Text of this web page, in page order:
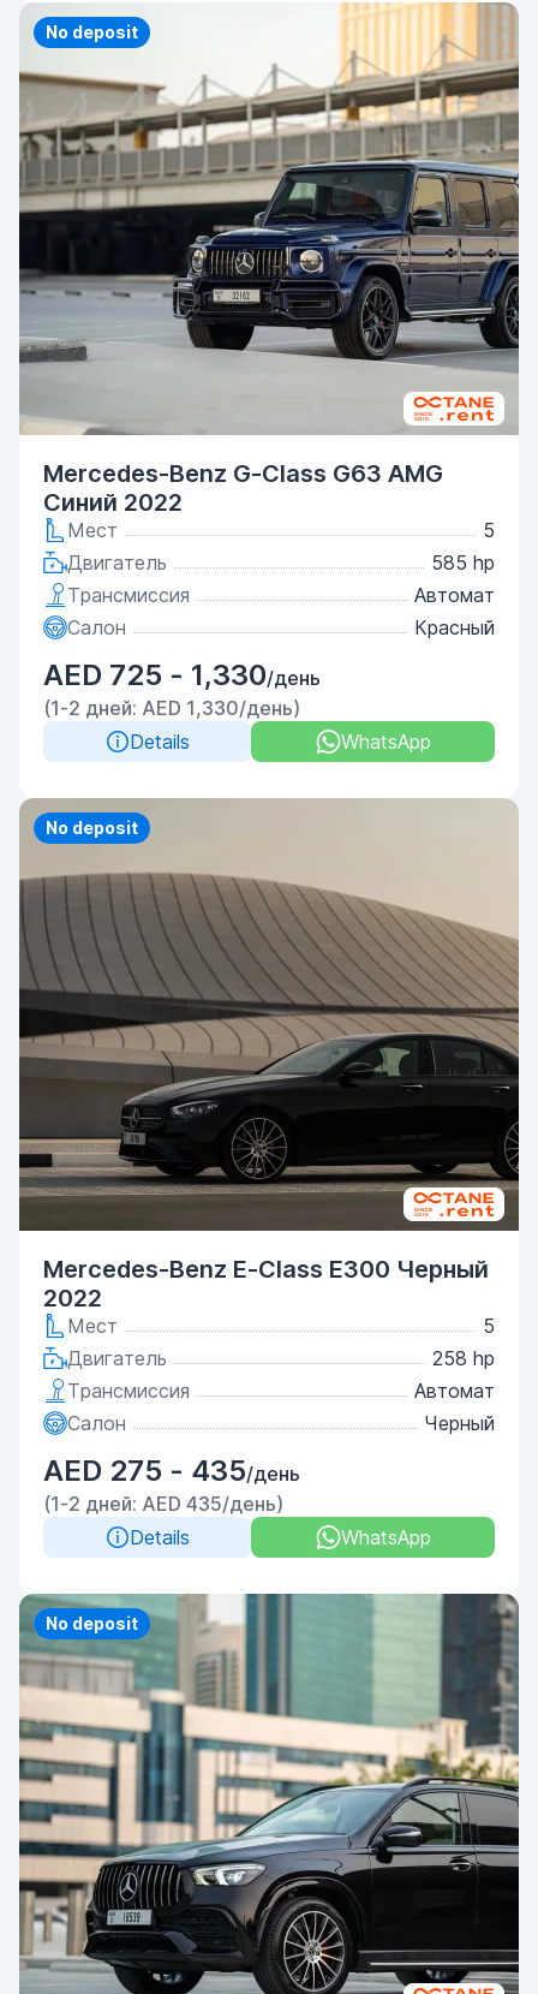
Priority
No deposit
Mercedes-Benz G-Class G63 AMG
Синий 2022
Мест
5
Двигатель
585 hp
Трансмиссия
Автомат
Салон
Красный
AED 725 - 1,330/день
(1-2 дней: AED 1,330/день)
Details
WhatsApp
Priority
No deposit
Mercedes-Benz E-Class E300 Черный
2022
Мест
5
Двигатель
258 hp
Трансмиссия
Автомат
Салон
Черный
AED 275 - 435/день
(1-2 дней: AED 435/день)
Details
WhatsApp
Priority
No deposit